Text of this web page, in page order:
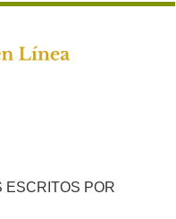
ESCRITOS POR